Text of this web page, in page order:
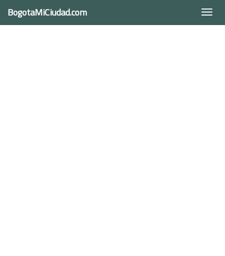
BogotaMiCiudad.com